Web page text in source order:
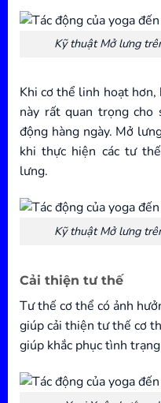
Kỹ thuật Mở lưng
Khi cơ thể linh hoạt
này rất quan trọng cho
động hàng ngày. Mở
khi thực hiện các tư
lưng.
Kỹ thuật Mở lưng
Cải thiện tư thế
Tư thế cơ thể có ảnh
giúp cải thiện tư thế cơ
giúp khắc phục tình